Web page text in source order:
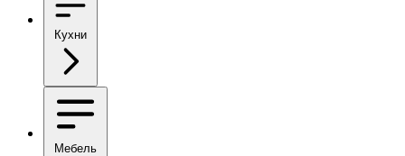
Кухни
Мебель